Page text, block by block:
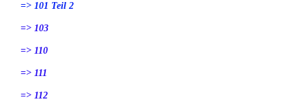
=> 101 Teil 2
=> 103
=> 110
=> 111
=> 112